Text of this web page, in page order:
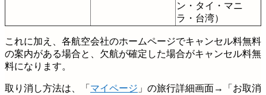
ン・タイ・マニ
ラ・台湾）
これに加え、各航空会社のホームページでキャンセル料無料
の案内がある場合と、欠航が確定した場合がキャンセル料無
料になります。
取り消し方法は、「 マイページ 」の旅行詳細画面→「お取消